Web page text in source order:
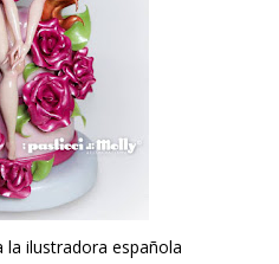
ilustradora española